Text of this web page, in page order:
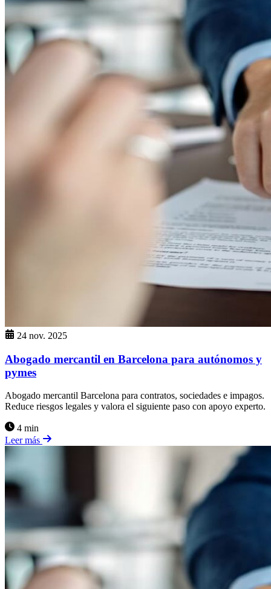
24 nov. 2025
Abogado mercantil en Barcelona para autónomos y
pymes
Abogado mercantil Barcelona para contratos, sociedades e impagos.
Reduce riesgos legales y valora el siguiente paso con apoyo experto.
4 min
Leer más